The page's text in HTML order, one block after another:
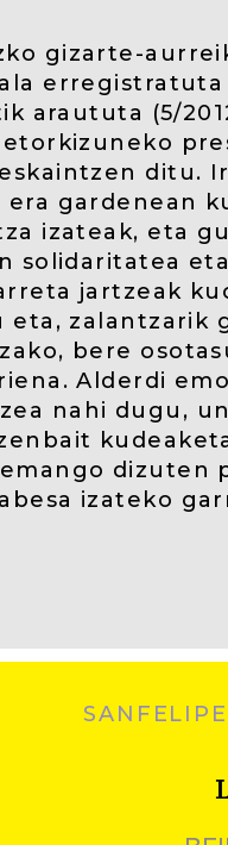
gizarte-
araututa (5/
ditu.
era gardenean
izateak, eta
solidaritatea
jartzeak
eta, zalantzarik
bere
Alderdi
nahi dugu,
dizuten
izateko